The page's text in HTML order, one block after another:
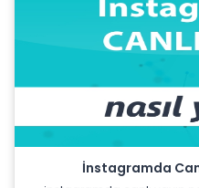
İnstagramda